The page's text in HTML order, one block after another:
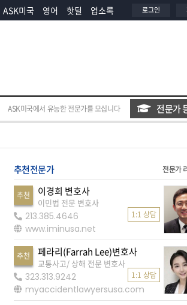
ASK미국 영어 핫딜 업소록 로그인
ASK미국에서 유능한 전문가를 모십니다 전문가
추천전문가 전문가
추천 이경희 변호사
이민법 전문 변호사
213.385.4646
www.iminusa.net
1:1 상담
추천 페라리(Farrah Lee)변호사
교통사고/ 상해 전문 변호사
323.313.9242
myaccidentlawyersusa.com
1:1 상담